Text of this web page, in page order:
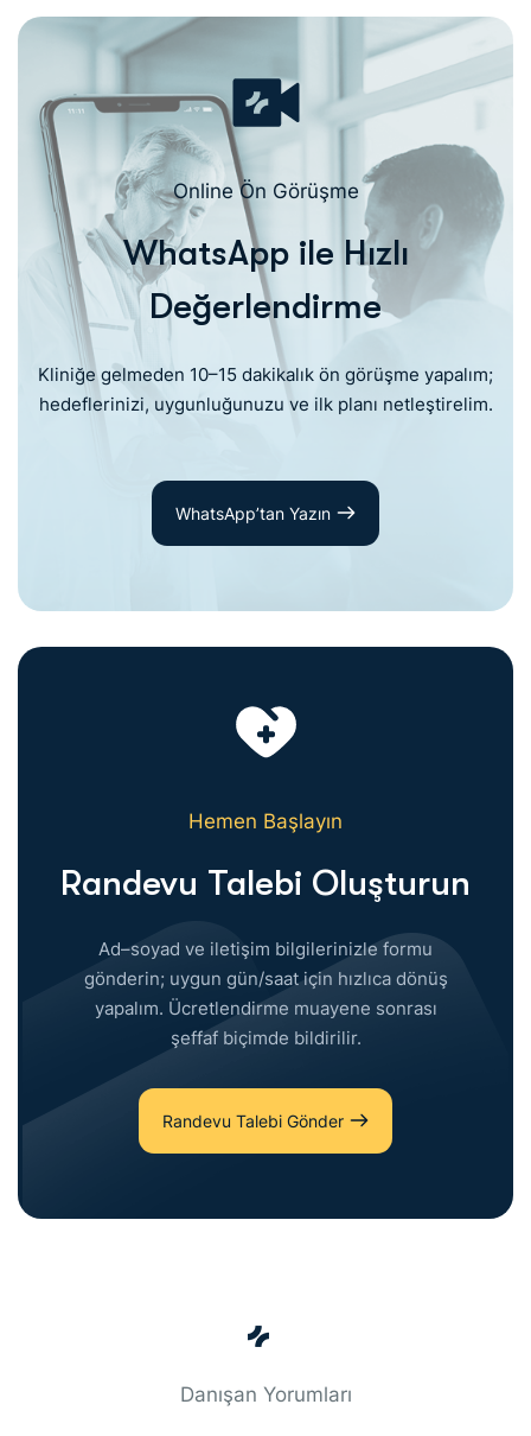
Online Ön Görüşme
WhatsApp ile Hızlı
Değerlendirme
Kliniğe gelmeden 10–15 dakikalık ön görüşme yapalım;
hedeflerinizi, uygunluğunuzu ve ilk planı netleştirelim.
WhatsApp’tan Yazın
Hemen Başlayın
Randevu Talebi Oluşturun
Ad–soyad ve iletişim bilgilerinizle formu
gönderin; uygun gün/saat için hızlıca dönüş
yapalım. Ücretlendirme muayene sonrası
şeffaf biçimde bildirilir.
Randevu Talebi Gönder
Danışan Yorumları